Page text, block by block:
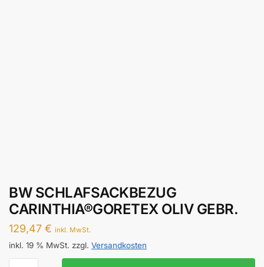
BW SCHLAFSACKBEZUG
CARINTHIA®GORETEX OLIV GEBR.
129,47 € inkl. MwSt.
inkl. 19 % MwSt. zzgl. Versandkosten